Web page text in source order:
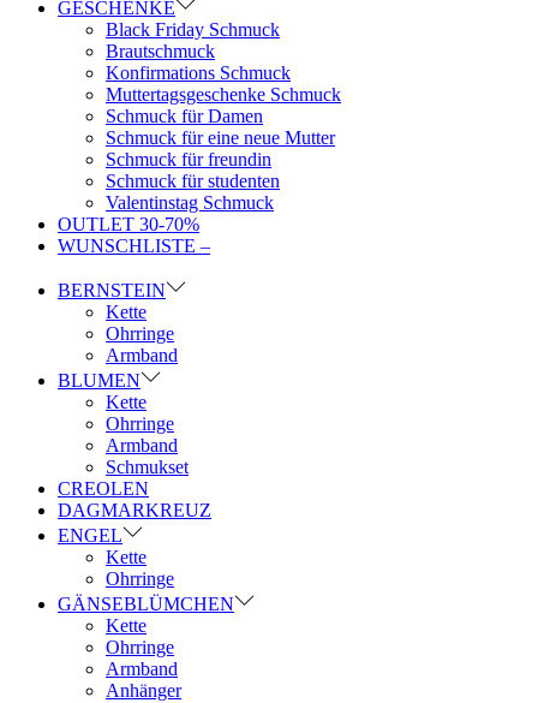
GESCHENKE
Black Friday Schmuck
Brautschmuck
Konfirmations Schmuck
Muttertagsgeschenke Schmuck
Schmuck für Damen
Schmuck für eine neue Mutter
Schmuck für freundin
Schmuck für studenten
Valentinstag Schmuck
OUTLET 30-70%
WUNSCHLISTE –
BERNSTEIN
Kette
Ohrringe
Armband
BLUMEN
Kette
Ohrringe
Armband
Schmukset
CREOLEN
DAGMARKREUZ
ENGEL
Kette
Ohrringe
GÄNSEBLÜMCHEN
Kette
Ohrringe
Armband
Anhänger